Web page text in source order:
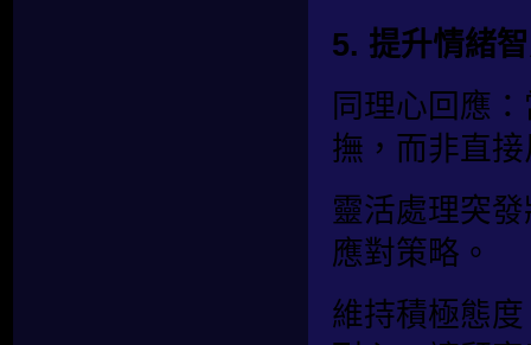
5. 提升情緒
同理心回應
撫，而非直
靈活處理突
應對策略。
維持積極態